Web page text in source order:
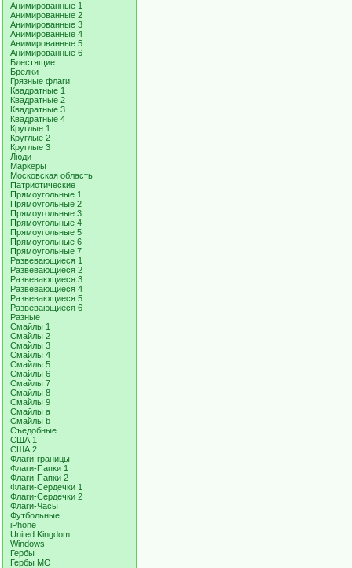
Анимированные 1
Анимированные 2
Анимированные 3
Анимированные 4
Анимированные 5
Анимированные 6
Блестящие
Брелки
Грязные флаги
Квадратные 1
Квадратные 2
Квадратные 3
Квадратные 4
Круглые 1
Круглые 2
Круглые 3
Люди
Маркеры
Московская область
Патриотические
Прямоугольные 1
Прямоугольные 2
Прямоугольные 3
Прямоугольные 4
Прямоугольные 5
Прямоугольные 6
Прямоугольные 7
Развевающиеся 1
Развевающиеся 2
Развевающиеся 3
Развевающиеся 4
Развевающиеся 5
Развевающиеся 6
Разные
Смайлы 1
Смайлы 2
Смайлы 3
Смайлы 4
Смайлы 5
Смайлы 6
Смайлы 7
Смайлы 8
Смайлы 9
Смайлы a
Смайлы b
Съедобные
США 1
США 2
Флаги-границы
Флаги-Папки 1
Флаги-Папки 2
Флаги-Сердечки 1
Флаги-Сердечки 2
Флаги-Часы
Футбольные
iPhone
United Kingdom
Windows
Гербы
Гербы МО